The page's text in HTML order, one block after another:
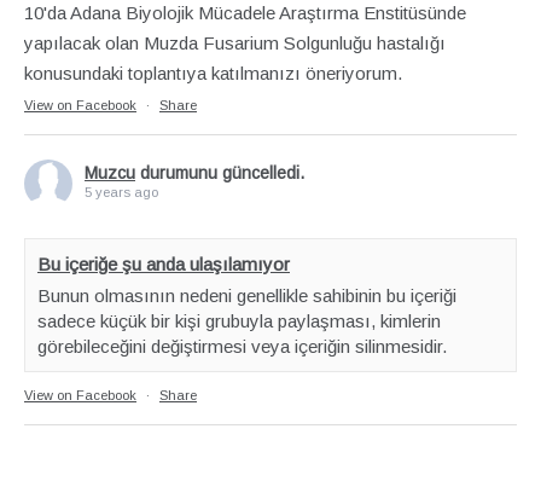
10'da Adana Biyolojik Mücadele Araştırma Enstitüsünde
yapılacak olan Muzda Fusarium Solgunluğu hastalığı
konusundaki toplantıya katılmanızı öneriyorum.
View on Facebook · Share
Muzcu durumunu güncelledi.
5 years ago
Bu içeriğe şu anda ulaşılamıyor
Bunun olmasının nedeni genellikle sahibinin bu içeriği
sadece küçük bir kişi grubuyla paylaşması, kimlerin
görebileceğini değiştirmesi veya içeriğin silinmesidir.
View on Facebook · Share